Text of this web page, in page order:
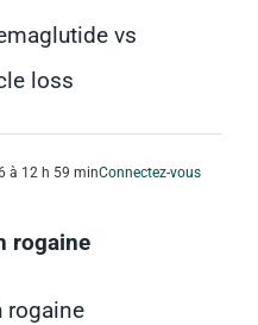
vs
loss
à 12 h 59 minConnectez-vous
rogaine
rogaine